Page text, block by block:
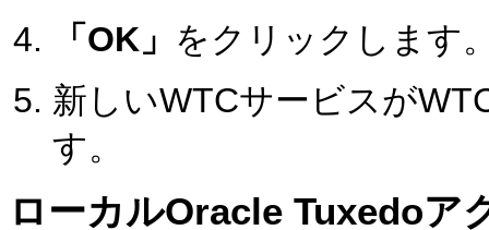
「OK」 をクリックします
新しいWTCサービスが
す。
ローカルOracle Tuxedoア